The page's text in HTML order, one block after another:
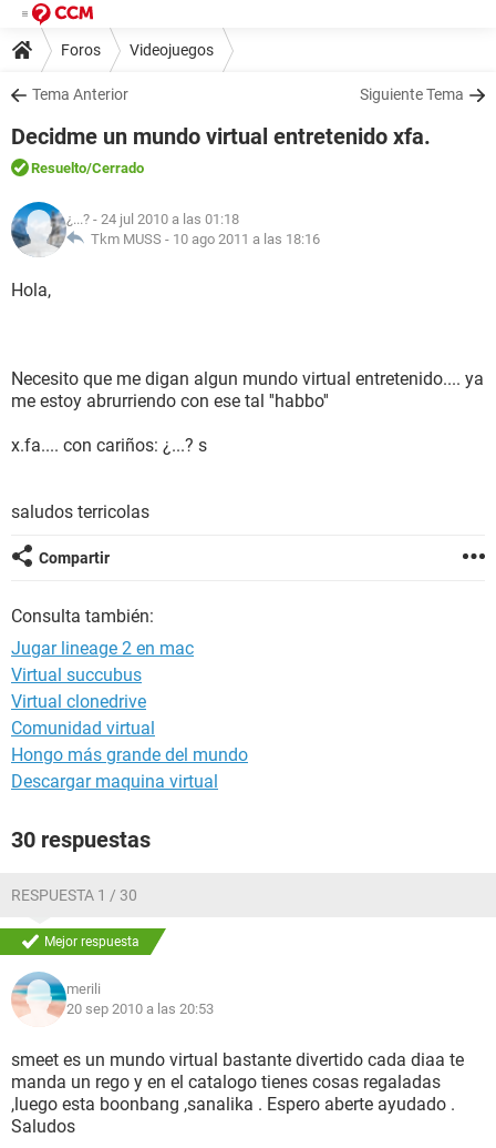
Foros Videojuegos
Tema Anterior Siguiente Tema
Decidme un mundo virtual entretenido xfa.
Resuelto/Cerrado
¿...? - 24 jul 2010 a las 01:18
Tkm MUSS - 10 ago 2011 a las 18:16
Hola,
Necesito que me digan algun mundo virtual entretenido.... ya
me estoy abrurriendo con ese tal ''habbo''
x.fa.... con cariños: ¿...? s
saludos terricolas
Compartir
Consulta también:
Jugar lineage 2 en mac
Virtual succubus
Virtual clonedrive
Comunidad virtual
Hongo más grande del mundo
Descargar maquina virtual
30 respuestas
RESPUESTA 1 / 30
Mejor respuesta
merili
20 sep 2010 a las 20:53
smeet es un mundo virtual bastante divertido cada diaa te
manda un rego y en el catalogo tienes cosas regaladas
,luego esta boonbang ,sanalika . Espero aberte ayudado .
Saludos